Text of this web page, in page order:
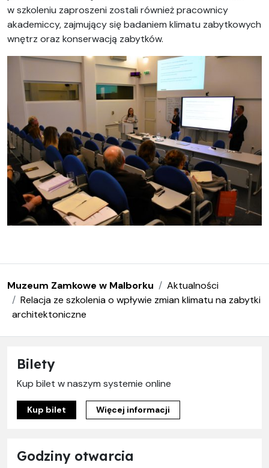
w szkoleniu zaproszeni zostali również pracownicy
akademiccy, zajmujący się badaniem klimatu zabytkowych
wnętrz oraz konserwacją zabytków.
Muzeum Zamkowe w Malborku
Aktualności
Relacja ze szkolenia o wpływie zmian klimatu na zabytki
architektoniczne
Bilety
Kup bilet w naszym systemie online
Kup bilet Więcej informacji
Godziny otwarcia